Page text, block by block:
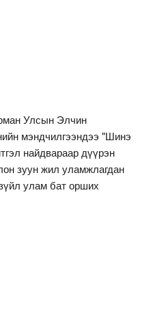
Улсын Элчин
мэндчилгээндээ "Шинэ
найдвараар дүүрэн
зуун жил уламжлагдан
улам бат орших